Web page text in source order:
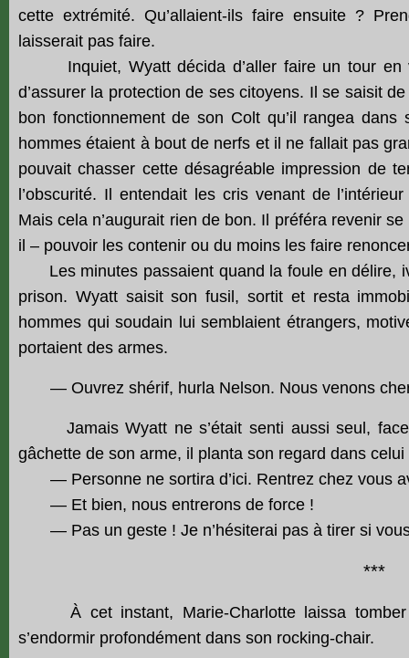
cette extrémité. Qu’allaient-ils faire ensuite ?
laisserait pas faire.
Inquiet, Wyatt décida d’aller faire un tour en
d’assurer la protection de ses citoyens. Il se saisit
bon fonctionnement de son Colt qu’il rangea
hommes étaient à bout de nerfs et il ne fallait pas
pouvait chasser cette désagréable impression de
l’obscurité. Il entendait les cris venant de
Mais cela n’augurait rien de bon. Il préféra revenir
il – pouvoir les contenir ou du moins les faire
Les minutes passaient quand la foule en délire,
prison. Wyatt saisit son fusil, sortit et resta
hommes qui soudain lui semblaient étrangers,
portaient des armes.
— Ouvrez shérif, hurla Nelson. Nous venons
Jamais Wyatt ne s’était senti aussi seul, face
gâchette de son arme, il planta son regard dans
— Personne ne sortira d’ici. Rentrez chez vous
— Et bien, nous entrerons de force !
— Pas un geste ! Je n’hésiterai pas à tirer si
***
À cet instant, Marie-Charlotte laissa tomber
s’endormir profondément dans son rocking-chair.